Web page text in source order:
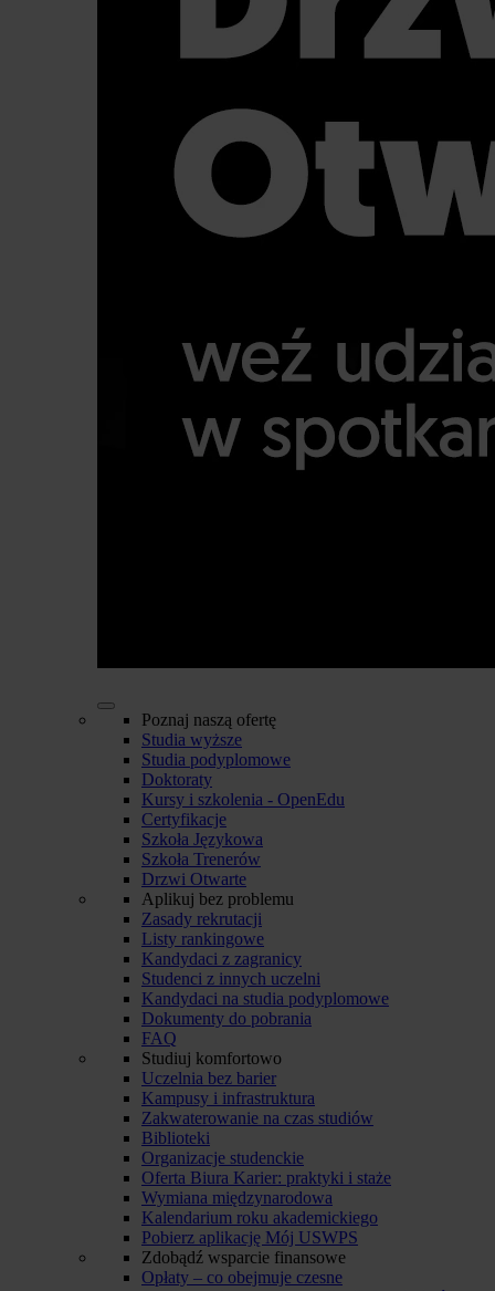
Poznaj naszą ofertę
Studia wyższe
Studia podyplomowe
Doktoraty
Kursy i szkolenia - OpenEdu
Certyfikacje
Szkoła Językowa
Szkoła Trenerów
Drzwi Otwarte
Aplikuj bez problemu
Zasady rekrutacji
Listy rankingowe
Kandydaci z zagranicy
Studenci z innych uczelni
Kandydaci na studia podyplomowe
Dokumenty do pobrania
FAQ
Studiuj komfortowo
Uczelnia bez barier
Kampusy i infrastruktura
Zakwaterowanie na czas studiów
Biblioteki
Organizacje studenckie
Oferta Biura Karier: praktyki i staże
Wymiana międzynarodowa
Kalendarium roku akademickiego
Pobierz aplikację Mój USWPS
Zdobądź wsparcie finansowe
Opłaty – co obejmuje czesne